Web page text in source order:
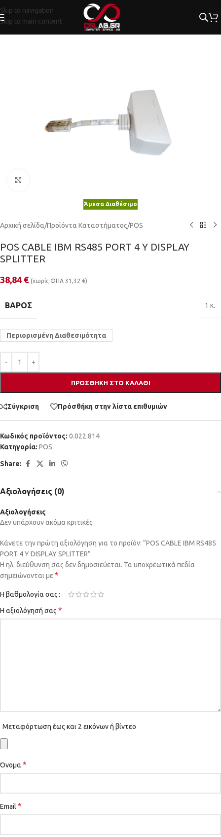
Skip to navigation
Skip to main content
Άμεσα Διαθέσιμο
Αρχική σελίδα/Προϊόντα Καταστήματος/POS
POS CABLE IBM RS485 PORT 4 Y DISPLAY
SPLITTER
38,84 € (χωρίς ΦΠΑ 31,32 €)
ΒΆΡΟΣ 1 κ.
Περιορισμένη Διαθεσιμότητα
ΠΡΟΣΘΉΚΗ ΣΤΟ ΚΑΛΆΘΙ
Σύγκριση Πρόσθήκη στην λίστα επιθυμιών
Κωδικός προϊόντος: 0.022.814
Κατηγορία: POS
Share:
Αξιολογήσεις (0)
Αξιολογήσεις
Δεν υπάρχουν ακόμα κριτικές
Κάνετε την πρώτη αξιολόγηση για το προϊόν: “POS CABLE IBM RS485
PORT 4 Y DISPLAY SPLITTER”
Η ηλ. διεύθυνση σας δεν δημοσιεύεται. Τα υποχρεωτικά πεδία
σημειώνονται με*
Η βαθμολογία σας
Η αξιολόγησή σας *
Μεταφόρτωση έως και 2 εικόνων ή βίντεο
Όνομα *
Email *